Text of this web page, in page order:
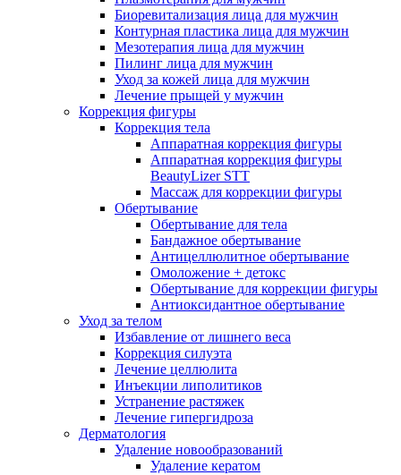
Биоревитализация лица для мужчин
Контурная пластика лица для мужчин
Мезотерапия лица для мужчин
Пилинг лица для мужчин
Уход за кожей лица для мужчин
Лечение прыщей у мужчин
Коррекция фигуры
Коррекция тела
Аппаратная коррекция фигуры
Аппаратная коррекция фигуры
BeautyLizer STT
Массаж для коррекции фигуры
Обертывание
Обертывание для тела
Бандажное обертывание
Антицеллюлитное обертывание
Омоложение + детокс
Обертывание для коррекции фигуры
Антиоксидантное обертывание
Уход за телом
Избавление от лишнего веса
Коррекция силуэта
Лечение целлюлита
Инъекции липолитиков
Устранение растяжек
Лечение гипергидроза
Дерматология
Удаление новообразований
Удаление кератом